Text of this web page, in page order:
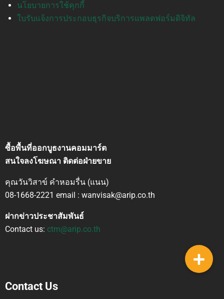
นโยบายการใช้คุกกี้
ใบรับแจ้งการประกอบธุรกิจบริการแพลตฟอร์มดิจิทัล
ซื้อพื้นที่ออกบูธงานคอมมาร์ต
สนใจลงโฆษณา ติดต่อฝ่ายขาย
คุณวันวิสาข์ คำหอมรื่น (แนน)
08-1668-2221 email : wanvisak@arip.co.th
ฝากข่าวประชาสัมพันธ์
Contact us: ctm@arip.co.th
Contact Us